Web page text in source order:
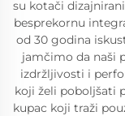
su kotači
besprekornu
od 30 godina
jamčimo da naši
izdržljivosti i
koji želi poboljšati
kupac koji traži